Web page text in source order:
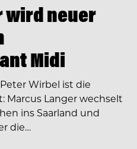
wird neuer
Midi
Wirbel ist die
Marcus Langer wechselt
ins Saarland und
die…